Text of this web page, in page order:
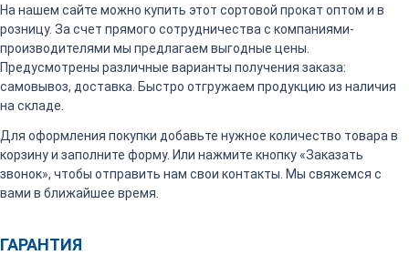
На нашем сайте можно купить этот сортовой прокат оптом и в
розницу. За счет прямого сотрудничества с компаниями-
производителями мы предлагаем выгодные цены.
Предусмотрены различные варианты получения заказа:
самовывоз, доставка. Быстро отгружаем продукцию из наличия
на складе.
Для оформления покупки добавьте нужное количество товара в
корзину и заполните форму. Или нажмите кнопку «Заказать
звонок», чтобы отправить нам свои контакты. Мы свяжемся с
вами в ближайшее время.
ГАРАНТИЯ